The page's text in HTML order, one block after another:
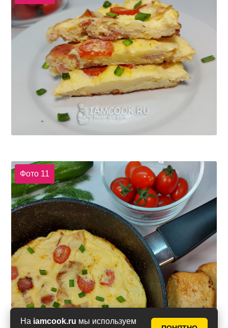
На iamcook.ru мы используем
Фото 11